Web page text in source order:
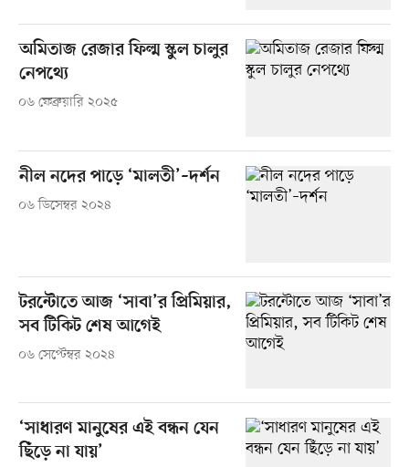
অমিতাজ রেজার ফিল্ম স্কুল চালুর
নেপথ্যে
০৬ ফেব্রুয়ারি ২০২৫
নীল নদের পাড়ে ‘মালতী’–দর্শন
০৬ ডিসেম্বর ২০২৪
টরন্টোতে আজ ‘সাবা’র প্রিমিয়ার,
সব টিকিট শেষ আগেই
০৬ সেপ্টেম্বর ২০২৪
‘সাধারণ মানুষের এই বন্ধন যেন
ছিঁড়ে না যায়’